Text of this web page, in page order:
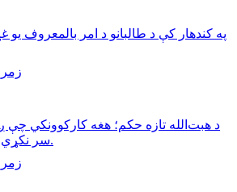
په کندهار کې د طالبانو د امر بالمعروف
۱۸ زمری
د هبت‌الله تازه حکم؛ هغه کارکوونکي چې
سر نکړي، له دندې به ګوښه شي.
۱۸ زمری